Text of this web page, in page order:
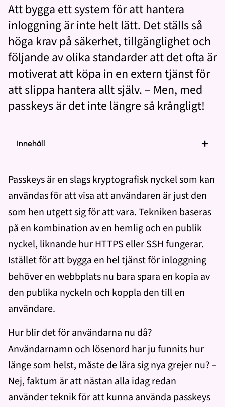
Att bygga ett system för att hantera
inloggning är inte helt lätt. Det ställs så
höga krav på säkerhet, tillgänglighet och
följande av olika standarder att det ofta är
motiverat att köpa in en extern tjänst för
att slippa hantera allt själv. – Men, med
passkeys är det inte längre så krångligt!
Innehåll
Passkeys är en slags kryptografisk nyckel som kan
användas för att visa att användaren är just den
som hen utgett sig för att vara. Tekniken baseras
på en kombination av en hemlig och en publik
nyckel, liknande hur HTTPS eller SSH fungerar.
Istället för att bygga en hel tjänst för inloggning
behöver en webbplats nu bara spara en kopia av
den publika nyckeln och koppla den till en
användare.
Hur blir det för användarna nu då?
Användarnamn och lösenord har ju funnits hur
länge som helst, måste de lära sig nya grejer nu? –
Nej, faktum är att nästan alla idag redan
använder teknik för att kunna använda passkeys